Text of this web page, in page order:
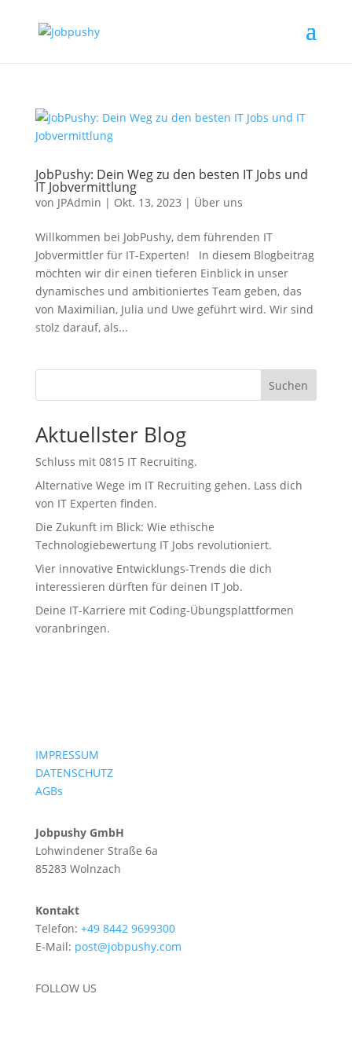
JobPushy: Dein Weg zu den besten IT Jobs und
IT Jobvermittlung
von JPAdmin | Okt. 13, 2023 | Über uns
Willkommen bei JobPushy, dem führenden IT
Jobvermittler für IT-Experten! In diesem Blogbeitrag
möchten wir dir einen tieferen Einblick in unser
dynamisches und ambitioniertes Team geben, das
von Maximilian, Julia und Uwe geführt wird. Wir sind
stolz darauf, als...
Suchen
Aktuellster Blog
Schluss mit 0815 IT Recruiting.
Alternative Wege im IT Recruiting gehen. Lass dich
von IT Experten finden.
Die Zukunft im Blick: Wie ethische
Technologiebewertung IT Jobs revolutioniert.
Vier innovative Entwicklungs-Trends die dich
interessieren dürften für deinen IT Job.
Deine IT-Karriere mit Coding-Übungsplattformen
voranbringen.
IMPRESSUM
DATENSCHUTZ
AGBs
Jobpushy GmbH
Lohwindener Straße 6a
85283 Wolnzach
Kontakt
Telefon: +49 84429699300
E-Mail: post@jobpushy.com
FOLLOW US